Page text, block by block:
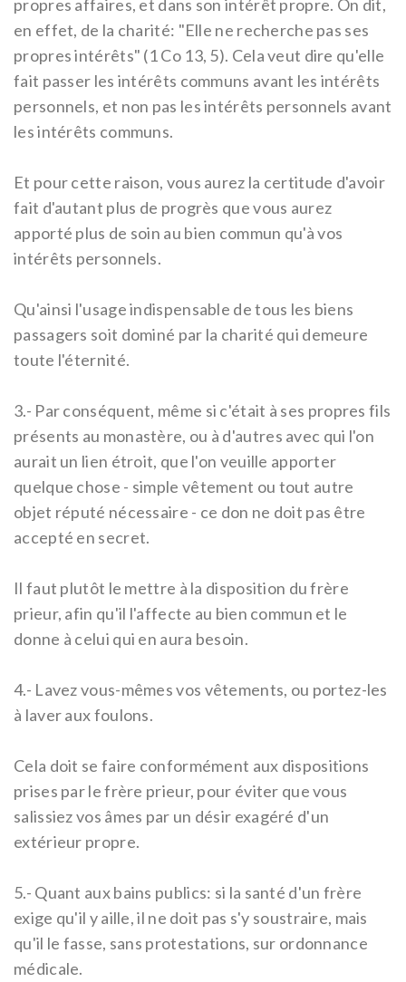
propres affaires, et dans son intérêt propre. On dit,
en effet, de la charité: "Elle ne recherche pas ses
propres intérêts" (1 Co 13, 5). Cela veut dire qu'elle
fait passer les intérêts communs avant les intérêts
personnels, et non pas les intérêts personnels avant
les intérêts communs.
Et pour cette raison, vous aurez la certitude d'avoir
fait d'autant plus de progrès que vous aurez
apporté plus de soin au bien commun qu'à vos
intérêts personnels.
Qu'ainsi l'usage indispensable de tous les biens
passagers soit dominé par la charité qui demeure
toute l'éternité.
3.- Par conséquent, même si c'était à ses propres fils
présents au monastère, ou à d'autres avec qui l'on
aurait un lien étroit, que l'on veuille apporter
quelque chose - simple vêtement ou tout autre
objet réputé nécessaire - ce don ne doit pas être
accepté en secret.
Il faut plutôt le mettre à la disposition du frère
prieur, afin qu'il l'affecte au bien commun et le
donne à celui qui en aura besoin.
4.- Lavez vous-mêmes vos vêtements, ou portez-les
à laver aux foulons.
Cela doit se faire conformément aux dispositions
prises par le frère prieur, pour éviter que vous
salissiez vos âmes par un désir exagéré d'un
extérieur propre.
5.- Quant aux bains publics: si la santé d'un frère
exige qu'il y aille, il ne doit pas s'y soustraire, mais
qu'il le fasse, sans protestations, sur ordonnance
médicale.